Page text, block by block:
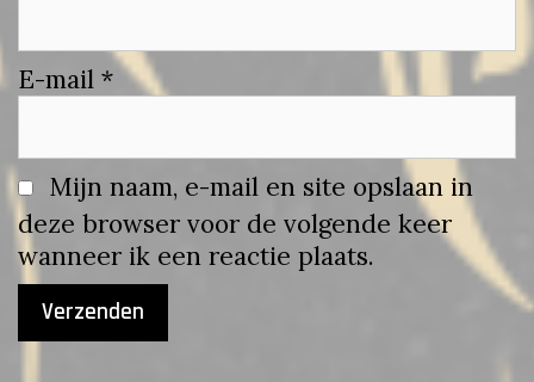
E-mail *
Mijn naam, e-mail en site opslaan in
deze browser voor de volgende keer
wanneer ik een reactie plaats.